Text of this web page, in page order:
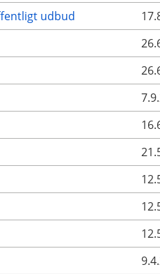
udbud